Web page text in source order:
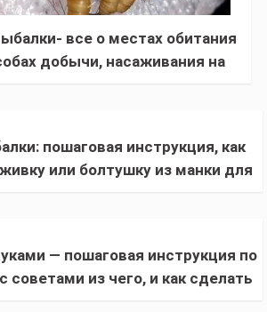
все о местах обитания
добычи, насаживания на
пошаговая инструкция, как
или болтушку из манки для
— пошаговая инструкция по
советами из чего, и как сделать